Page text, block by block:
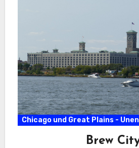
Chicago und Great Plains -
Brew